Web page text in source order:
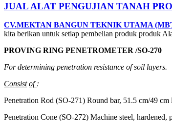
JUAL ALAT PENGUJIAN TANAH
CV.MEKTAN BANGUN TEKNIK UTAMA
kita berikan untuk setiap pembelian produk produk
PROVING RING PENETROMETER /SO-270
For determining penetration resistance of soil layers.
Consist of:
Penetration Rod (SO-271) Round bar, 51.5 cm/49
Penetration Cone (SO-272) Machine steel, hardened,